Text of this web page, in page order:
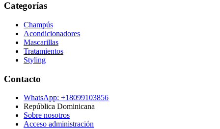
Categorías
Champús
Acondicionadores
Mascarillas
Tratamientos
Styling
Contacto
WhatsApp: +18099103856
República Dominicana
Sobre nosotros
Acceso administración